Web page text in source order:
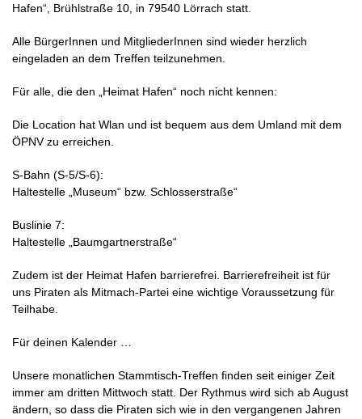
Hafen“, Brühlstraße 10, in 79540 Lörrach statt.
Alle BürgerInnen und MitgliederInnen sind wieder herzlich
eingeladen an dem Treffen teilzunehmen.
Für alle, die den „Heimat Hafen“ noch nicht kennen:
Die Location hat Wlan und ist bequem aus dem Umland mit dem
ÖPNV zu erreichen.
S-Bahn (S-5/S-6):
Haltestelle „Museum“ bzw. Schlosserstraße“
Buslinie 7:
Haltestelle „Baumgartnerstraße“
Zudem ist der Heimat Hafen barrierefrei. Barrierefreiheit ist für
uns Piraten als Mitmach-Partei eine wichtige Voraussetzung für
Teilhabe.
Für deinen Kalender …
Unsere monatlichen Stammtisch-Treffen finden seit einiger Zeit
immer am dritten Mittwoch statt. Der Rythmus wird sich ab August
ändern, so dass die Piraten sich wie in den vergangenen Jahren